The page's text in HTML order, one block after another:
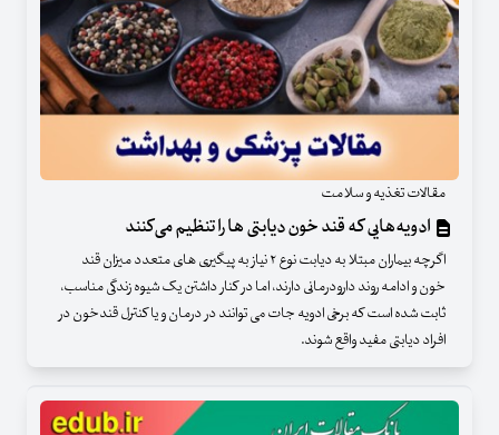
مقالات تغذیه و سلامت
ادویه‌هایی که قند خون دیابتی ها را تنظیم می‌کنند
اگرچه بیماران مبتلا به دیابت نوع ۲ نیاز به پیگیری های متعدد میزان قند
خون و ادامه روند دارودرمانی دارند، اما در کنار داشتن یک شیوه زندگی مناسب،
ثابت شده است که برخی ادویه جات می توانند در درمان و یا کنترل قندخون در
افراد دیابتی مفید واقع شوند.